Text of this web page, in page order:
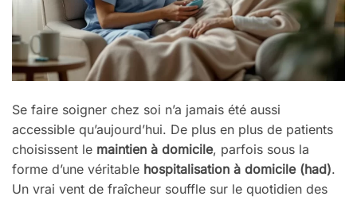
Se faire soigner chez soi n’a jamais été aussi
accessible qu’aujourd’hui. De plus en plus de patients
choisissent le maintien à domicile, parfois sous la
forme d’une véritable hospitalisation à domicile (had).
Un vrai vent de fraîcheur souffle sur le quotidien des